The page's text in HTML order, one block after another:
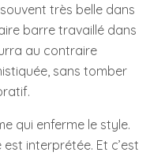
très belle dans
barre travaillé dans
au contraire
sans tomber
qui enferme le style.
interprétée. Et c’est